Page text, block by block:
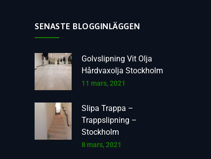
SENASTE BLOGGINLÄGGEN
Golvslipning Vit Olja
Hårdvaxolja Stockholm
11 mars, 2021
Slipa Trappa –
Trappslipning –
Stockholm
8 mars, 2021